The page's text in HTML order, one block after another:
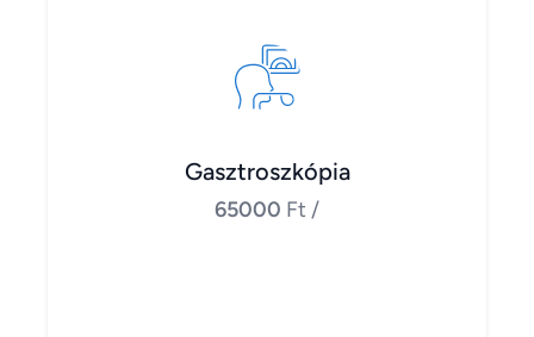
Gasztroszkópia
65000 Ft /